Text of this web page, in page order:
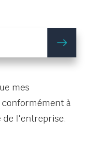
mes
à
de l'entreprise.